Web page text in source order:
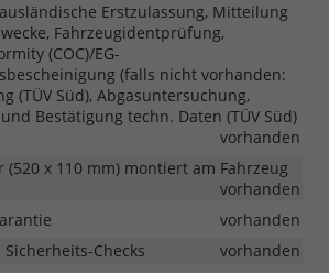
Erstzulassung, Mitteilung
Fahrzeugidentprüfung,
(COC)/EG-
(falls nicht vorhanden:
(TÜV Süd), Abgasuntersuchung,
Bestätigung techn. Daten (TÜV Süd)
vorhanden
x 110 mm) montiert am Fahrzeug
vorhanden
vorhanden
Checks
vorhanden